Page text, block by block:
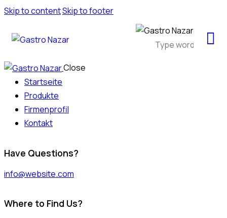
Skip to contentSkip to footer
Close
Startseite
Produkte
Firmenprofil
Kontakt
Have Questions?
info@website.com
Where to Find Us?